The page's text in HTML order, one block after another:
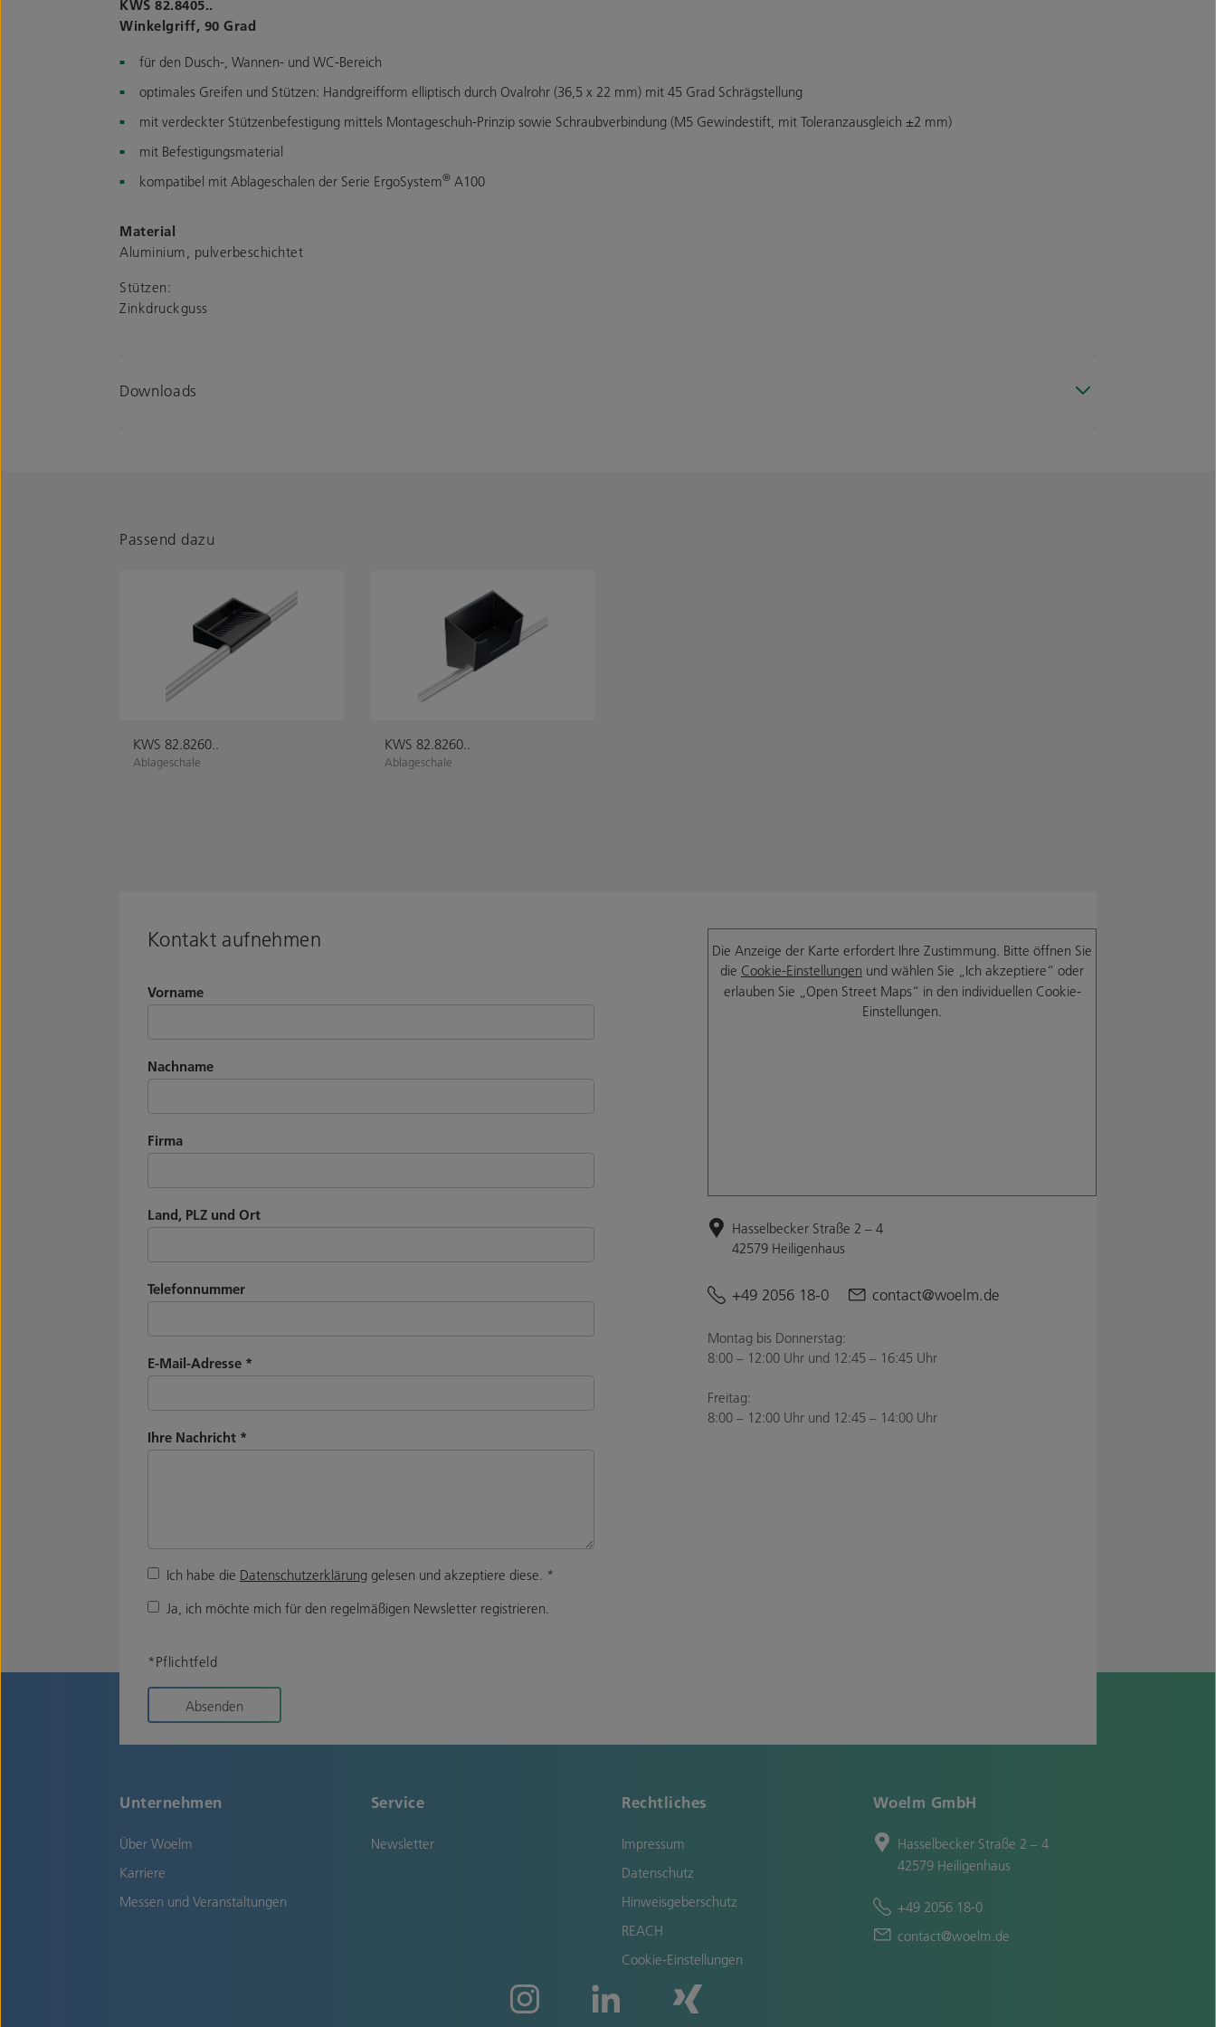
KWS 82.8405..
Winkelgriff, 90 Grad
für den Dusch-, Wannen- und WC-Bereich
optimales Greifen und Stützen: Handgreifform elliptisch durch Ovalrohr (36,5 x 22 mm) mit 45 Grad Schrägstellung
mit verdeckter Stützenbefestigung mittels Montageschuh-Prinzip sowie Schraubverbindung (M5 Gewindestift, mit Toleranzausgleich ±2 mm)
mit Befestigungsmaterial
kompatibel mit Ablageschalen der Serie ErgoSystem® A100
Material
Aluminium, pulverbeschichtet
Stützen:
Zinkdruckguss
Downloads
Passend dazu
KWS 82.8260..
Ablageschale
KWS 82.8260..
Ablageschale
Kontakt aufnehmen
Vorname
Nachname
Firma
Land, PLZ und Ort
Telefonnummer
E-Mail-Adresse *
Ihre Nachricht *
Ich habe die Datenschutzerklärung gelesen und akzeptiere diese. *
Ja, ich möchte mich für den regelmäßigen Newsletter registrieren.
*Pflichtfeld
Absenden
Die Anzeige der Karte erfordert Ihre Zustimmung. Bitte öffnen Sie
die Cookie-Einstellungen und wählen Sie „Ich akzeptiere“ oder
erlauben Sie „Open Street Maps“ in den individuellen Cookie-
Einstellungen.
Hasselbecker Straße 2 – 4
42579 Heiligenhaus
+49 2056 18-0 contact@woelm.de
Montag bis Donnerstag:
8:00 – 12:00 Uhr und 12:45 – 16:45 Uhr
Freitag:
8:00 – 12:00 Uhr und 12:45 – 14:00 Uhr
Unternehmen
Über Woelm
Karriere
Messen und Veranstaltungen
Service
Newsletter
Rechtliches
Impressum
Datenschutz
Hinweisgeberschutz
REACH
Cookie-Einstellungen
Woelm GmbH
Hasselbecker Straße 2 – 4
42579 Heiligenhaus
+49 2056 18-0
contact@woelm.de